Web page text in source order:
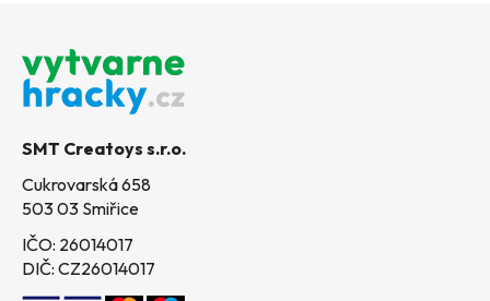
SMT Creatoys s.r.o.
Cukrovarská 658
503 03 Smiřice
IČO: 26014017
DIČ: CZ26014017